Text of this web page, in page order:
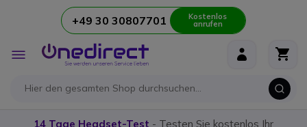
Zum Inhalt springen+49 30 30807701 Kostenlos
anrufen
Navigation
umschalten
Sie kostenlos Ihr
Unser Funkgerät-Guide:Alles was